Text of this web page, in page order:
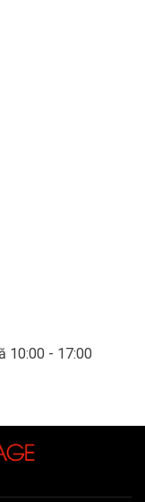
10:00 - 17:00